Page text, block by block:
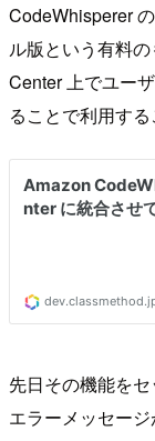
CodeWhisperer
ル版という有料
Center 上でユー
ることで利用する
先日その機能を
エラーメッセー